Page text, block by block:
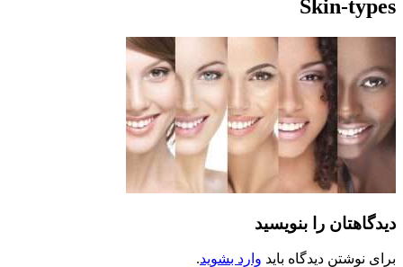
Skin-types
دیدگاهتان را بنویسید
برای نوشتن دیدگاه باید وارد بشوید.